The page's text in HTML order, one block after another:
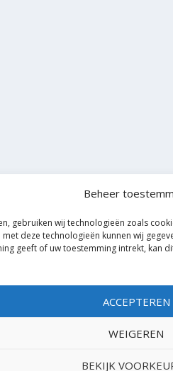
Beheer
gebruiken wij technologieën zoals
deze technologieën kunnen wij
geeft of uw toestemming intrekt, kan
ACCEPTEREN
WEIGEREN
BEKIJK